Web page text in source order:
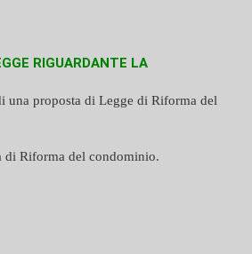
RIGUARDANTE LA
una proposta di Legge di Riforma del
di Riforma del condominio.